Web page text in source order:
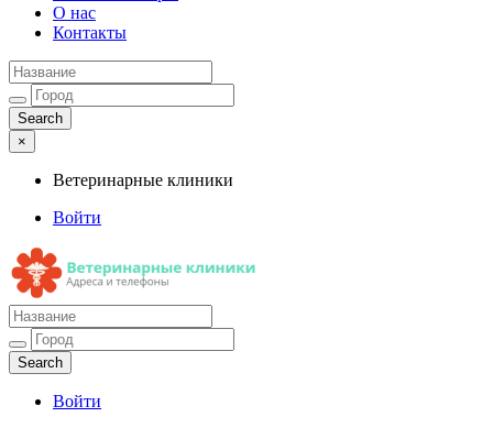
О нас
Контакты
×
Ветеринарные клиники
Войти
Ветеринарные клиники
Адреса и телефоны
Войти